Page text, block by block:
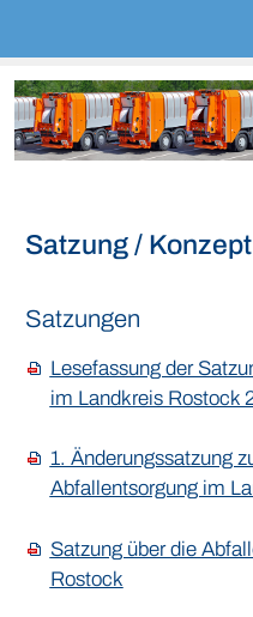
Satzung / Konzept
Satzungen
Lesefassung der
im Landkreis Rostock
1. Änderungssatzung
Abfallentsorgung im
Satzung über die
Rostock